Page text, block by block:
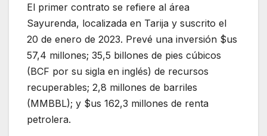
El primer contrato se refiere al área
Sayurenda, localizada en Tarija y suscrito el
20 de enero de 2023. Prevé una inversión $us
57,4 millones; 35,5 billones de pies cúbicos
(BCF por su sigla en inglés) de recursos
recuperables; 2,8 millones de barriles
(MMBBL); y $us 162,3 millones de renta
petrolera.